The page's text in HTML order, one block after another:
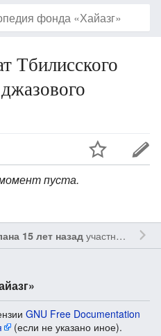
Тбилисского
пуста.
15 лет назадучастником
GNU Free Documentation
(если не указано иное).